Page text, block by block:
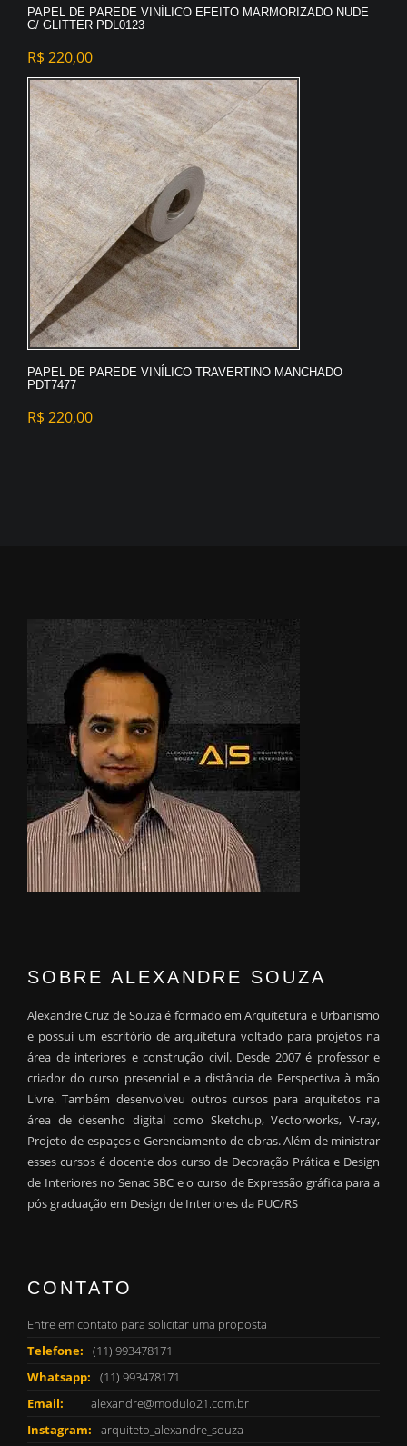
PAPEL DE PAREDE VINÍLICO EFEITO MARMORIZADO NUDE
C/ GLITTER PDL0123
R$ 220,00
PAPEL DE PAREDE VINÍLICO TRAVERTINO MANCHADO
PDT7477
R$ 220,00
SOBRE ALEXANDRE SOUZA
Alexandre Cruz de Souza é formado em Arquitetura e Urbanismo
e possui um escritório de arquitetura voltado para projetos na
área de interiores e construção civil. Desde 2007 é professor e
criador do curso presencial e a distância de Perspectiva à mão
Livre. Também desenvolveu outros cursos para arquitetos na
área de desenho digital como Sketchup, Vectorworks, V-ray,
Projeto de espaços e Gerenciamento de obras. Além de ministrar
esses cursos é docente dos curso de Decoração Prática e Design
de Interiores no Senac SBC e o curso de Expressão gráfica para a
pós graduação em Design de Interiores da PUC/RS
CONTATO
Entre em contato para solicitar uma proposta
Telefone:
(11) 993478171
Whatsapp:
(11) 993478171
Email:
alexandre@modulo21.com.br
Instagram:
arquiteto_alexandre_souza